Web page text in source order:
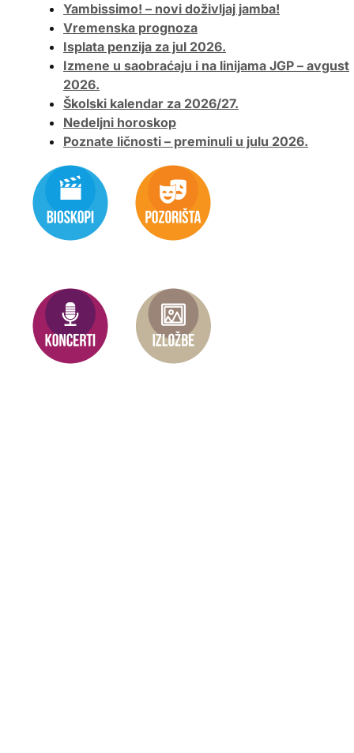
Yambissimo! – novi doživljaj jamba!
Vremenska prognoza
Isplata penzija za jul 2026.
Izmene u saobraćaju i na linijama JGP – avgust
2026.
Školski kalendar za 2026/27.
Nedeljni horoskop
Poznate ličnosti – preminuli u julu 2026.